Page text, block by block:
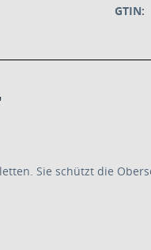
GTIN:
Sie schützt die